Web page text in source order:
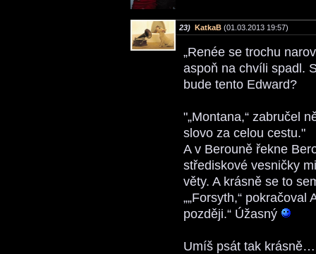
23) KatkaB (01.03.2013 19:57)
„Renée se trochu
aspoň na chvíli spadl.
bude tento Edward?
"„Montana,“ zabručel
slovo za celou cestu."
A v Berouně řekne
střediskové vesničky
věty. A krásně se to
„„Forsyth,“
později.“ Úžasný
Umíš psát tak